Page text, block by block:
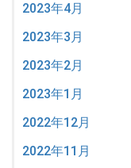
2023年4月
2023年3月
2023年2月
2023年1月
2022年12月
2022年11月